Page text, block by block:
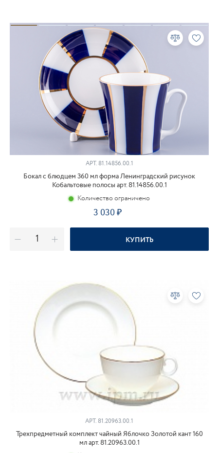
АРТ.81.14856.00.1
Бокал с блюдцем 360 мл форма Ленинградский рисунок
Кобальтовые полосы арт. 81.14856.00.1
Количество ограничено
3 030
КУПИТЬ
АРТ. 81.20963.00.1
Трехпредметный комплект чайный Яблочко Золотой кант 160
мл арт. 81.20963.00.1